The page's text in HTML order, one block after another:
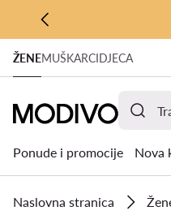
PRIJEĐI NA GLAVNI
PRIJEĐI NA
ŽENEMUŠKARCIDJECA
Ponude i promocije Nova
Naslovna stranica